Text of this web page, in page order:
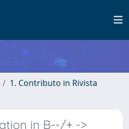
1. Contributo in Rivista
in B--/+ ->